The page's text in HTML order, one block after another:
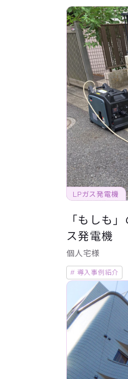
LPガス発電機
「もしも
ス発電機
個人宅様
# 導入事例紹介